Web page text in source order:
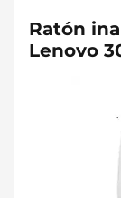
Ratón
Lenovo